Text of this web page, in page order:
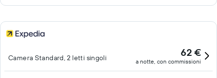
Camera Standard, 2 letti singoli 62 €
a notte, con commissioni